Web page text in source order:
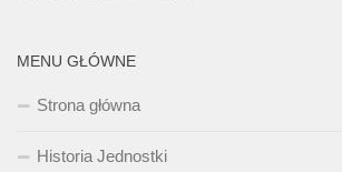
MENU GŁÓWNE
Strona główna
Historia Jednostki